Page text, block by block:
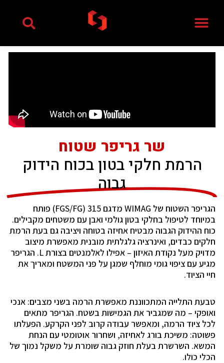
שר גריפר שטוח
הרמת חלקי בטון בכוח הידוק
גבוה
הגריפר השטוח של WIMAG מדגם 315 (FGS/FG) פותח
במיוחד לטיפול בחלקי בטון גולמי ואבן עם משטחים מקבילים.
כוח ההידוק הגבוה מבטיח אחיזה בטוחה ויציבה גם בעת הרמת
חלקים כבדים, ואינרציה גלגלתית מובנית מאפשרת מיצוב
מדויק מעל נקודת האיזון – אפילו לאלמנטים בצורת L. הגריפר
מגיע עם ציפוי גומי מוחלף שמגן על פני המשטח ומאריך את
חיי הציוד.
טבעת התלייה המתכווננת מאפשרת הרמה בשני מצבים: אנכי
ואופקי – מה שמגביר את הגמישות בשטח. הגריפר מתאים
לכל ציוד הרמה, ומאפשר עבודה קרוב לפני הקרקע. הפעלתו
פשוטה: משיכת בורג לאחיזה, ושחרור אוטומטי עם הנחת
המשא. השרשרת בעלת חוזק גבוה שומרת על משקל נמוך של
הכלי כולו.